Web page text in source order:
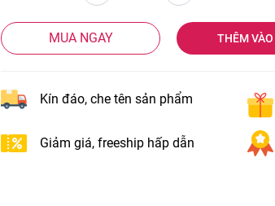
MUA NGAY THÊM VÀO
Kín đáo, che tên sản phẩm
Giảm giá, freeship hấp dẫn